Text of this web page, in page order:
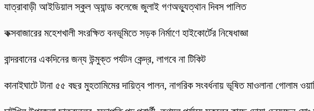
যাত্রাবাড়ী আইডিয়াল স্কুল অ্যান্ড কলেজে জুলাই গণঅভ্যুত্থান দিবস পালিত
কক্সবাজারের মহেশখালী সংরক্ষিত বনভূমিতে সড়ক নির্মাণে হাইকোর্টের নিষেধাজ্ঞা
বান্দরবানের একদিনের জন্য উন্মুক্ত পর্যটন কেন্দ্র, লাগবে না টিকিট
কানাইঘাটে টানা ৫৫ বছর মুহতামিমের দায়িত্ব পালন, নাগরিক সংবর্ধনায় ভূষিত মাওলানা গোলাম